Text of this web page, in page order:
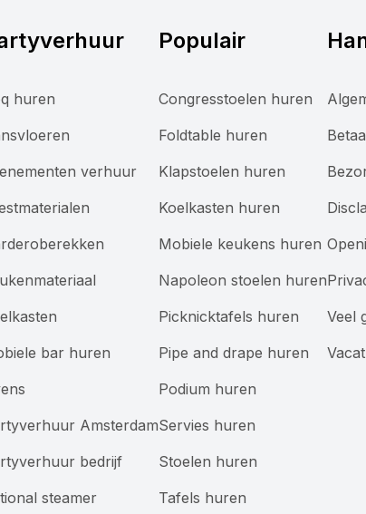
huren
verhuur
bar huren
Amsterdam
bedrijf
steamer
Populair
Congresstoelen huren
Foldtable huren
Klapstoelen huren
Koelkasten huren
Mobiele keukens huren
Napoleon stoelen huren
Picknicktafels huren
Pipe and drape huren
Podium huren
Servies huren
Stoelen huren
Tafels huren
Veel